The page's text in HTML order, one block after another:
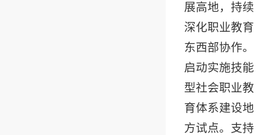
展高地，持续
深化职业教育
东西部协作。
启动实施技能
型社会职业教
育体系建设地
方试点。支持